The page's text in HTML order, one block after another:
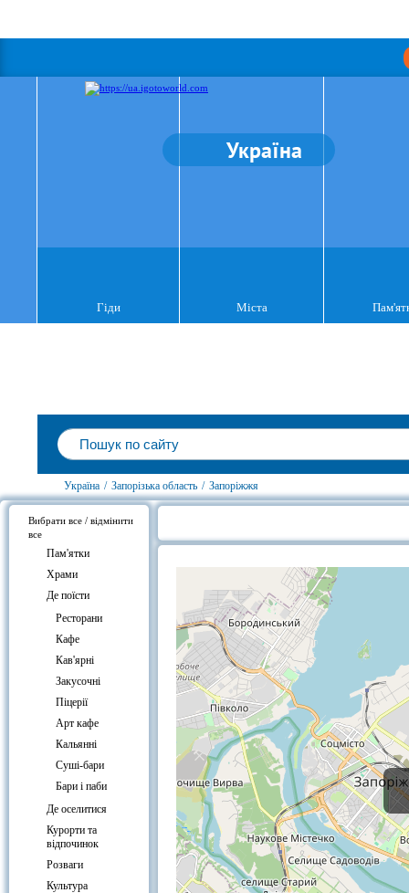
Україна
Гіди Міста
Україна / Запорізька область / Запоріжжя
Вибрати все / відмінити
все
Пам'ятки
Храми
Де поїсти
Ресторани
Кафе
Кав'ярні
Закусочні
Піцерії
Арт кафе
Кальянні
Суші-бари
Бари і паби
Де оселитися
Курорти та
відпочинок
Розваги
Культура